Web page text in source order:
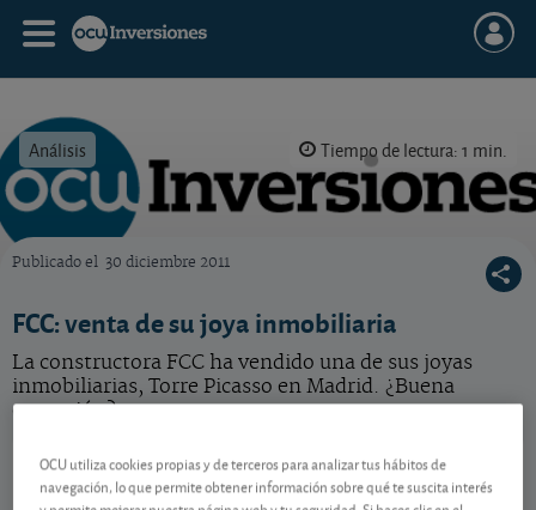
Análisis Tiempo de lectura: 1 min.
Publicado el 30 diciembre 2011
FCC: venta de su joya inmobiliaria
La constructora FCC ha vendido una de sus joyas
inmobiliarias, Torre Picasso en Madrid. ¿Buena
operación?
FCC
ES0122060314
11,10 EUR
OCU utiliza cookies propias y de terceros para analizar tus hábitos de
navegación, lo que permite obtener información sobre qué te suscita interés